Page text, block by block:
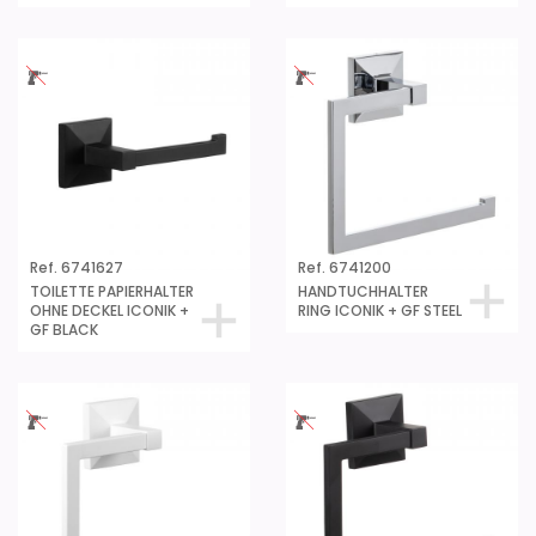
Ref. 6741627
TOILETTE PAPIERHALTER
OHNE DECKEL ICONIK +
GF BLACK
Ref. 6741200
HANDTUCHHALTER
RING ICONIK + GF STEEL